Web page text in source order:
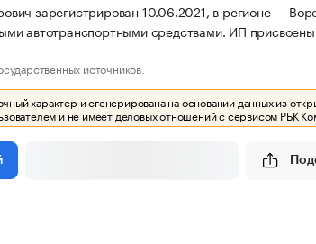
зарегистрирован 10.06.2021, в регионе —
автотранспортными средствами. ИП
источников.
характер и сгенерирована на основании данных из
и не имеет деловых отношений с сервисом РБК